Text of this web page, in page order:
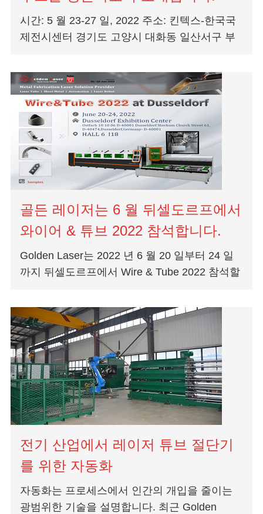
시간: 5 월 23-27 일, 2022 주소: 킨텍스-한국국
제전시센터 경기도 고양시 대화동 일산서구 부
레이저 절단...
골든 레이저는 6 월 뒤셀도르프에서
와이어 & 튜브 2022 참석합니다.
Golden Laser는 2022 년 6 월 20 일부터 24 일
까지 뒤셀도르프에서 Wire & Tube 2022 참석할
러스의 영향으로 인해 박람회가 연기됩니다...
전기 산업에서 레이저 튜브 절단기
를 위한 자동화
자동화는 프로세스에서 인간의 개입을 줄이는
광범위한 기술을 설명합니다. 최근 Golden